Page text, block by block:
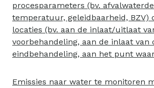
procesparameters (bv.
temperatuur, geleidbaarheid, BZV)
locaties (bv. aan de inlaat/uitlaat
voorbehandeling, aan de inlaat van
eindbehandeling, aan het punt
Emissies naar water te monitoren